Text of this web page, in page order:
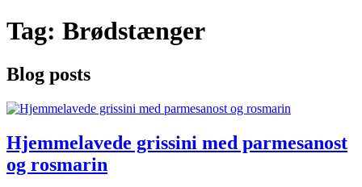
Tag: Brødstænger
Blog posts
Hjemmelavede grissini med parmesanost
og rosmarin